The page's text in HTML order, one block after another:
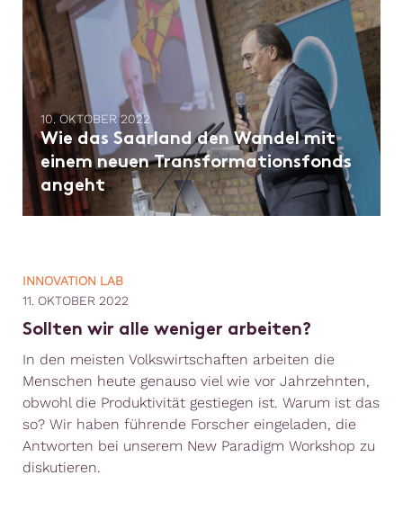
10. OKTOBER 2022
Wie das Saarland den Wandel mit
einem neuen Transformationsfonds
angeht
INNOVATION LAB
11. OKTOBER 2022
Sollten wir alle weniger arbeiten?
In den meisten Volkswirtschaften arbeiten die
Menschen heute genauso viel wie vor Jahrzehnten,
obwohl die Produktivität gestiegen ist. Warum ist das
so? Wir haben führende Forscher eingeladen, die
Antworten bei unserem New Paradigm Workshop zu
diskutieren.